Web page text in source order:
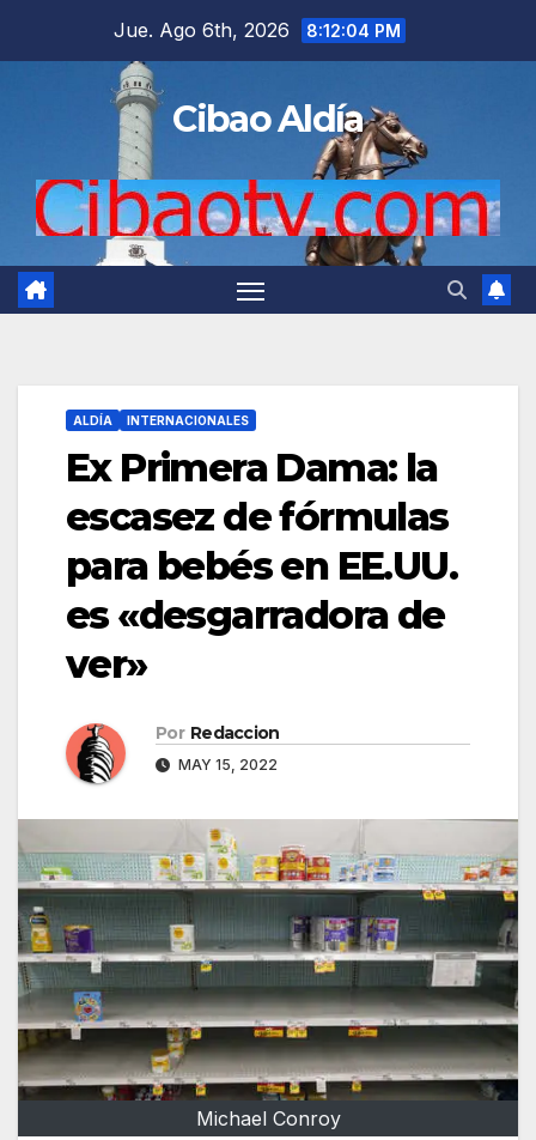
Jue. Ago 6th, 2026 8:12:05 PM
Cibao Aldía
ALDÍA INTERNACIONALES
Ex Primera Dama: la
escasez de fórmulas
para bebés en EE.UU.
es «desgarradora de
ver»
Por Redaccion
MAY 15, 2022
Michael Conroy